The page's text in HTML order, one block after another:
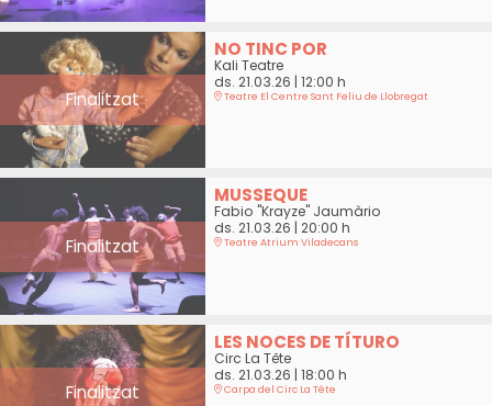
Finalitzat
NO TINC POR
Kali Teatre
ds. 21.03.26 | 12:00 h
Teatre El Centre Sant Feliu de Llobregat
Finalitzat
MUSSEQUE
Fabio "Krayze" Jaumàrio
ds. 21.03.26 | 20:00 h
Teatre Atrium Viladecans
Finalitzat
LES NOCES DE TÍTURO
Circ La Tête
ds. 21.03.26 | 18:00 h
Carpa del Circ La Tête